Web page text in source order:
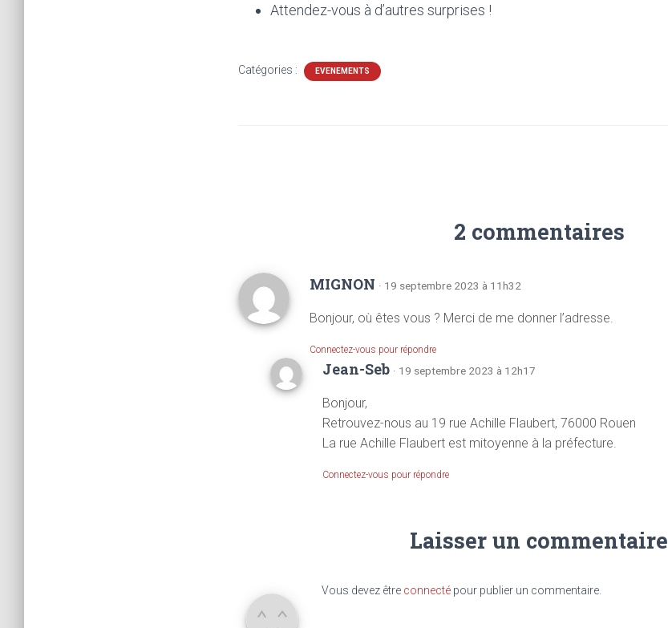
Attendez-vous à d’autres surprises !
Catégories : EVENEMENTS
2 commentaires
MIGNON · 19 septembre 2023 à 11h32
Bonjour, où êtes vous ? Merci de me donner l’adresse.
Connectez-vous pour répondre
Jean-Seb · 19 septembre 2023 à 12h17
Bonjour,
Retrouvez-nous au 19 rue Achille Flaubert, 76000 Rouen
La rue Achille Flaubert est mitoyenne à la préfecture.
Connectez-vous pour répondre
Laisser un commentaire
Vous devez être connecté pour publier un commentaire.